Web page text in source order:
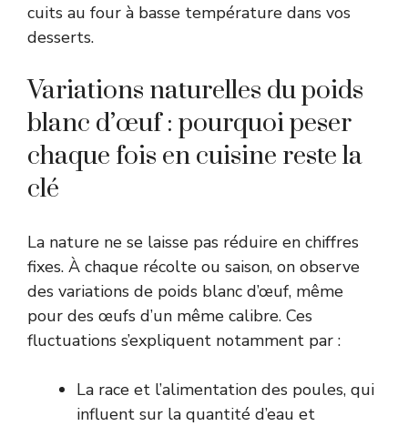
cuits au four à basse température dans vos
desserts.
Variations naturelles du poids
blanc d’œuf : pourquoi peser
chaque fois en cuisine reste la
clé
La nature ne se laisse pas réduire en chiffres
fixes. À chaque récolte ou saison, on observe
des variations de poids blanc d’œuf, même
pour des œufs d’un même calibre. Ces
fluctuations s’expliquent notamment par :
La race et l’alimentation des poules, qui
influent sur la quantité d’eau et